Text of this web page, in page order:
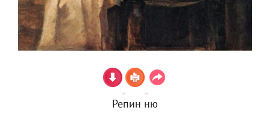
Репин ню